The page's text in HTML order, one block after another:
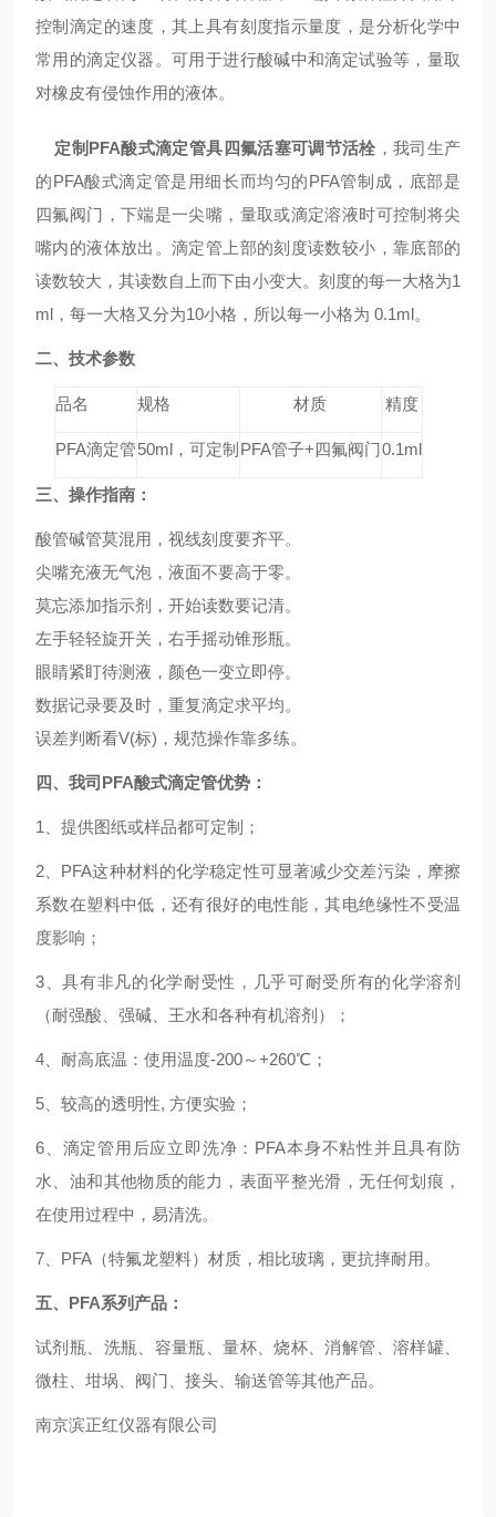
控制滴定的速度，其上具有刻度指示量度，是分析化学中
常用的滴定仪器。可用于进行酸碱中和滴定试验等，量取
对橡皮有侵蚀作用的液体。
定制PFA酸式滴定管具四氟活塞可调节活栓 ，我司生产
的PFA酸式滴定管是用细长而均匀的PFA管制成，底部是
四氟阀门，下端是一尖嘴，量取或滴定溶液时可控制将尖
嘴内的液体放出。滴定管上部的刻度读数较小，靠底部的
读数较大，其读数自上而下由小变大。刻度的每一大格为1
ml，每一大格又分为10小格，所以每一小格为 0.1ml。
二、技术参数
品名 规格 材质 精度
PFA滴定管50ml，可定制 PFA管子+四氟阀门0.1ml
三、操作指南 ：
酸管碱管莫混用，视线刻度要齐平。
尖嘴充液无气泡，液面不要高于零。
莫忘添加指示剂，开始读数要记清。
左手轻轻旋开关，右手摇动锥形瓶。
眼睛紧盯待测液，颜色一变立即停。
数据记录要及时，重复滴定求平均。
误差判断看V(标)，规范操作靠多练。
四、我司 PFA酸式滴定管优势 ：
1、提供图纸或样品都可定制；
2、PFA这种材料的化学稳定性可显著减少交差污染，摩擦
系数在塑料中低，还有很好的电性能，其电绝缘性不受温
度影响；
3、具有非凡的化学耐受性，几乎可耐受所有的化学溶剂
（耐强酸、强碱、王水和各种有机溶剂）；
4、耐高底温：使用温度-200～+260℃；
5、较高的透明性, 方便实验；
6、滴定管用后应立即洗净：PFA本身不粘性并且具有防
水、油和其他物质的能力，表面平整光滑，无任何划痕，
在使用过程中，易清洗。
7、PFA（特氟龙塑料）材质，相比玻璃，更抗摔耐用。
五、PFA系列产品：
试剂瓶、洗瓶、容量瓶、量杯、烧杯、消解管、溶样罐、
微柱、坩埚、阀门、接头、输送管等其他产品。
南京滨正红仪器有限公司